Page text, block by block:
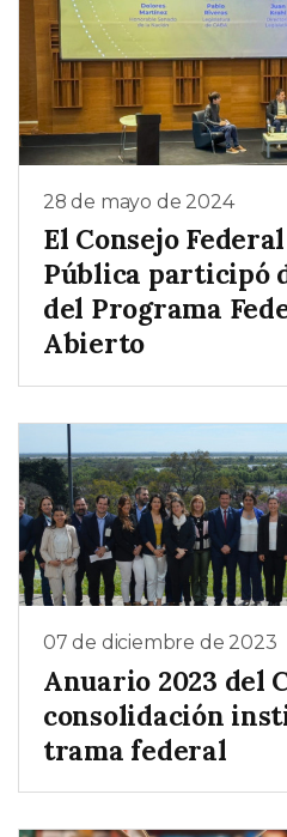
28 de mayo de 2024
El Consejo
Pública participó
del Programa
Abierto
07 de diciembre de 2023
Anuario 2023 del
consolidación
trama federal